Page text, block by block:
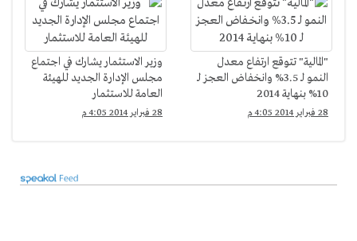
"المالية" تتوقع ارتفاع معدل
النمو لـ 3.5% وانخفاض العجز لـ
10% بنهاية 2014
28 فبراير 2014 4:05 م
وزير الاستثمار يشارك في اجتماع
مجلس الإدارة الجديد للهيئة
العامة للاستثمار
28 فبراير 2014 4:05 م